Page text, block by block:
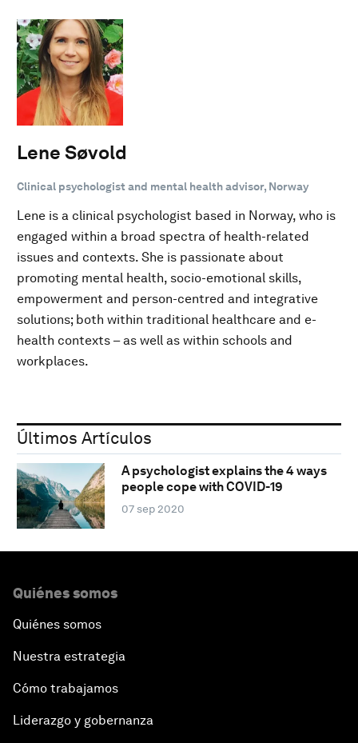
Lene Søvold
Clinical psychologist and mental health advisor, Norway
Lene is a clinical psychologist based in Norway, who is
engaged within a broad spectra of health-related
issues and contexts. She is passionate about
promoting mental health, socio-emotional skills,
empowerment and person-centred and integrative
solutions; both within traditional healthcare and e-
health contexts – as well as within schools and
workplaces.
Últimos Artículos
A psychologist explains the 4 ways
people cope with COVID-19
07 sep 2020
Quiénes somos
Quiénes somos
Nuestra estrategia
Cómo trabajamos
Liderazgo y gobernanza